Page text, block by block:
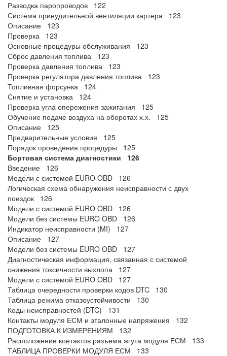
Разводка паропроводов 122
Система принудительной вентиляции картера 123
Описание 123
Проверка 123
Основные процедуры обслуживания 123
Сброс давления топлива 123
Проверка давления топлива 123
Проверка регулятора давления топлива 123
Топливная форсунка 124
Снятие и установка 124
Проверка угла опережения зажигания 125
Обучение подаче воздуха на оборотах х.х. 125
Описание 125
Предварительные условия 125
Порядок проведения процедуры 125
Бортовая система диагностики 126
Введение 126
Модели с системой EURO OBD 126
Логическая схема обнаружения неисправности с двух
поездок 126
Модели с системой EURO OBD 126
Модели без системы EURO OBD 126
Индикатор неисправности (MI) 127
Описание 127
Модели без системы EURO OBD 127
Диагностическая информация, связанная с системой
снижения токсичности выхлопа 127
Модели с системой EURO OBD 127
Таблица очередности проверки кодов DTC 130
Таблица режима отказоустойчивости 130
Коды неисправностей (DTC) 131
Контакты модуля ЕСМ и эталонные напряжения 132
ПОДГОТОВКА К ИЗМЕРЕНИЯМ 132
Расположение контактов разъема жгута модуля ЕСМ 133
ТАБЛИЦА ПРОВЕРКИ МОДУЛЯ ЕСМ 133